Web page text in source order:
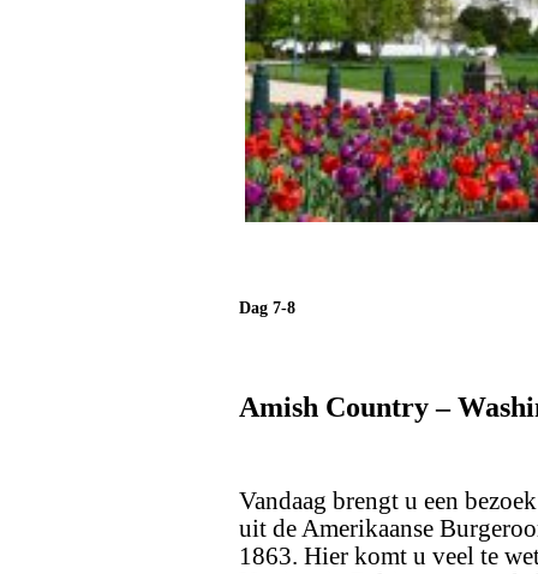
Dag 7-8
Amish Country –
Vandaag brengt u een
uit de Amerikaanse
1863. Hier komt u veel te